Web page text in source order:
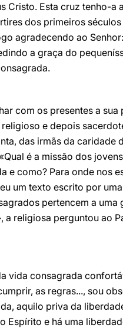
Cristo. Esta cruz tenho-a
dos primeiros
agradecendo ao
a graça do
com os presentes a sua
e depois
das irmãs da caridade
é a missão dos
e como? Para onde nos
um texto escrito por
pertencem a uma
religiosa perguntou ao
vida consagrada
as regras..., sou
aquilo priva da
Espírito e há uma